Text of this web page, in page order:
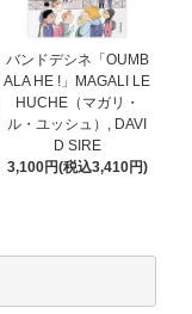
バンドデシネ「OUMB
ALA HE !」MAGALI LE
HUCHE（マガリ・
ル・ユッシュ）, DAVI
D SIRE
3,100円(税込3,410円)